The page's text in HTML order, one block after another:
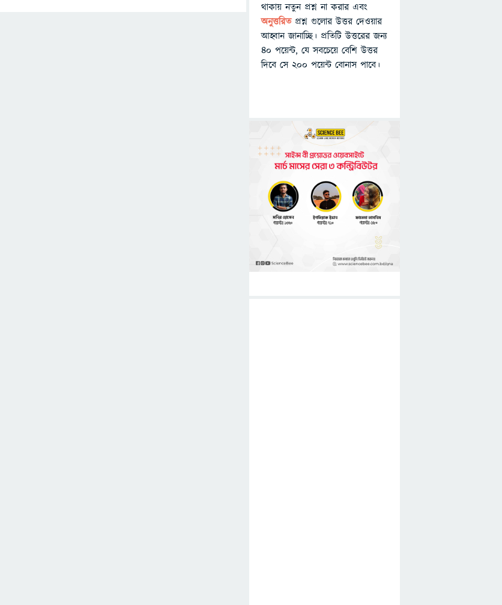
থাকায় নতুন প্রশ্ন না করার এবং
অনুত্তরিত প্রশ্ন গুলোর উত্তর দেওয়ার
আহ্বান জানাচ্ছি। প্রতিটি উত্তরের জন্য
৪০ পয়েন্ট, যে সবচেয়ে বেশি উত্তর
দিবে সে ২০০ পয়েন্ট বোনাস পাবে।